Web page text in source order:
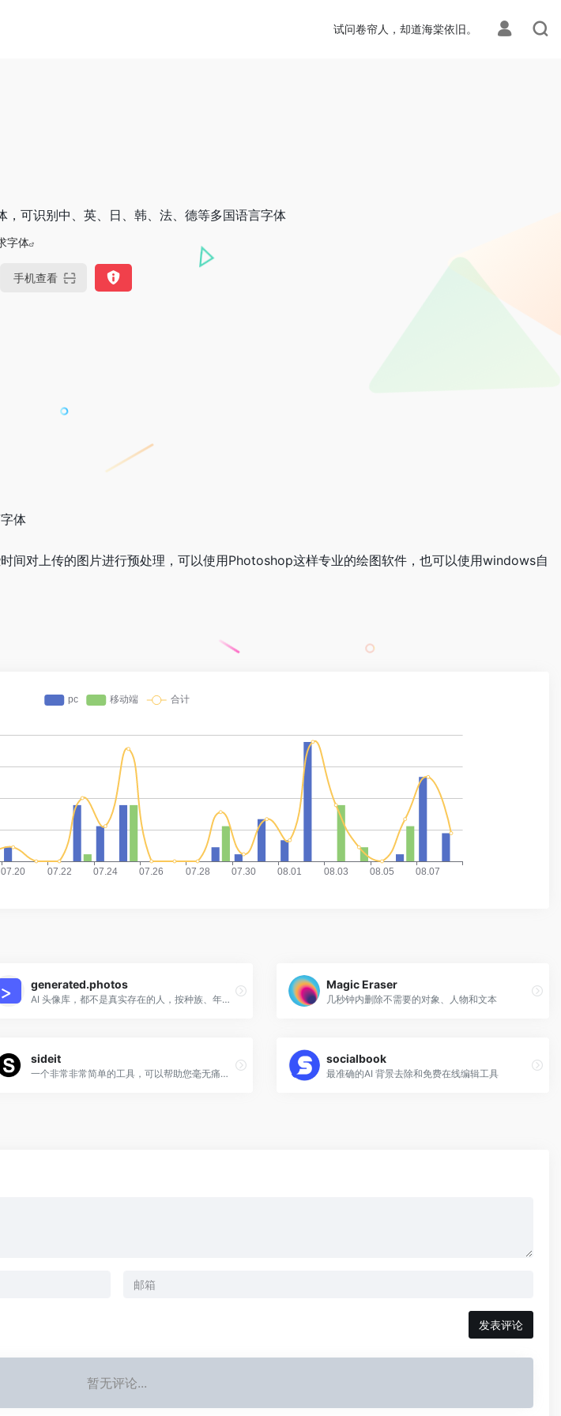
试问卷帘人，却道海棠依旧。
，可识别中、英、日、韩、法、德等多国语言字体
字体
手机查看
体
间对上传的图片进行预处理，可以使用Photoshop这样专业的绘图软件，也可以使用windows自
generated.photos
AI 头像库，都不是真实存在的人，按种族、年龄、性别、肤色等划分，免费商用。可上传图片，生成相似的头像。
Magic Eraser
几秒钟内删除不需要的对象、人物和文本
sideit
一个非常非常简单的工具，可以帮助您毫无痛苦地合并两张或多张图片。
socialbook
最准确的AI 背景去除和免费在线编辑工具
发表评论
暂无评论...